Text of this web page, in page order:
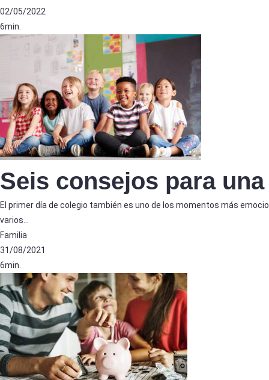
02/05/2022
6min.
Seis consejos para
El primer día de colegio también es uno de los momentos más
varios…
Familia
31/08/2021
6min.